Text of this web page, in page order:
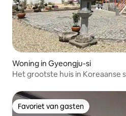
Woning in Gyeongju-si
Het grootste huis in Koreaanse
Favoriet van gasten
Favoriet van gasten